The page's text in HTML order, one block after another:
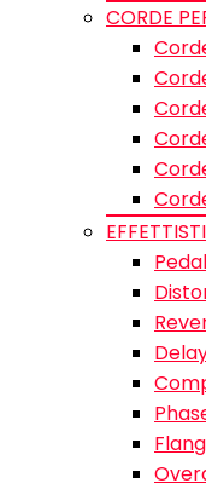
CORDE